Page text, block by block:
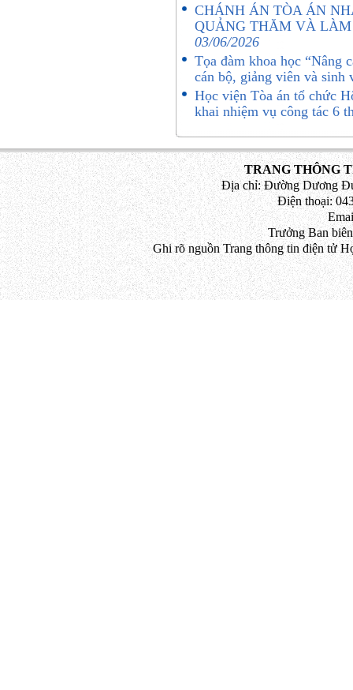
CHÁNH ÁN TÒA ÁN
QUẢNG THĂM VÀ
03/06/2026
Tọa đàm khoa học “Nâng
cán bộ, giảng viên và
Học viện Tòa án tổ chức
khai nhiệm vụ công tác 6
TRANG THÔNG
Địa chỉ: Đường Dương
Điện thoại:
Trưởng Ban
Ghi rõ nguồn Trang thông tin điện tử